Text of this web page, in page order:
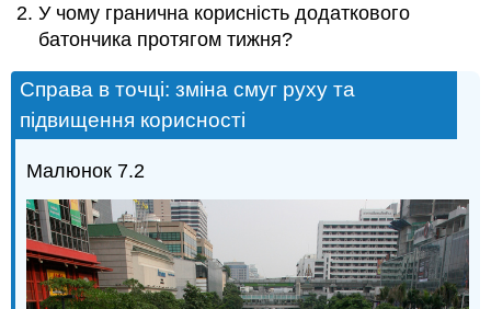
У чому гранична корисність додаткового
батончика протягом тижня?
Справа в точці: зміна смуг руху та
підвищення корисності
Малюнок 7.2